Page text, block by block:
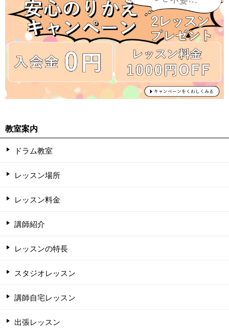
教室案内
ドラム教室
レッスン場所
レッスン料金
講師紹介
レッスンの特長
スタジオレッスン
講師自宅レッスン
出張レッスン